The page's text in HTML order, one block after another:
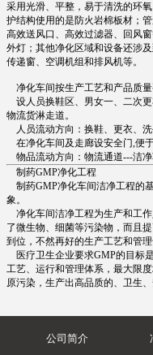
采用光滑、平整，易于清洗的环
护结构使用的是防火岩棉板材；
高效送风口、高效过滤器、回风
外灯；其他净化区域和设备还涉
传递窗、空调机组和排风机等。
净化车间按生产工艺和产品质量
设人员换鞋区、男女一、二次更
物流货淋走道。
人员流动方向：换鞋、更衣、
在净化车间及走廊设安全门,便于
物品流动方向：物流通道---洁净
制药GMP净化工程
制药GMP净化车间洁净工程的
象。
净化车间洁净工程为生产和工
了微生物、细菌等污染物，而且
到位，不然再好的生产工艺和管
医疗卫生企业要求GMP的目标
工艺、运行和管理体系，最大限
原污染，生产出高品质的、卫生
公司简介